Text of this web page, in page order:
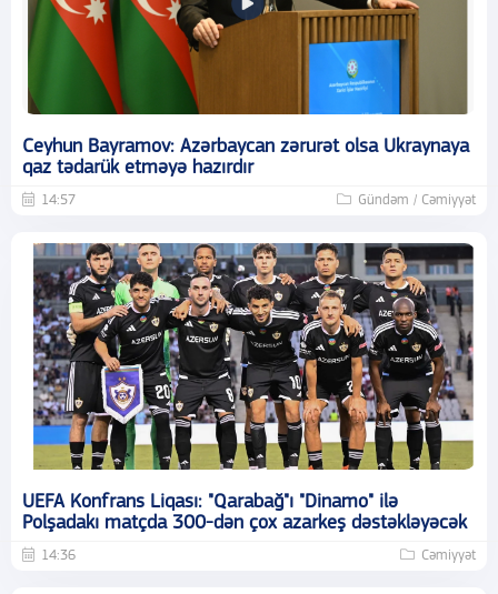
Ceyhun Bayramov: Azərbaycan zərurət olsa Ukraynaya
qaz tədarük etməyə hazırdır
14:57 Gündəm / Cəmiyyət
UEFA Konfrans Liqası: "Qarabağ"ı "Dinamo" ilə
Polşadakı matçda 300-dən çox azarkeş dəstəkləyəcək
14:36 Cəmiyyət